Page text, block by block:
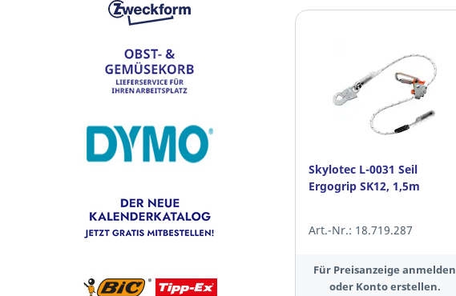
Skylotec L-0031 Seil
Ergogrip SK12, 1,5m
Art.-Nr.: 18.719.287
Für Preisanzeige anmelden
oder Konto erstellen.